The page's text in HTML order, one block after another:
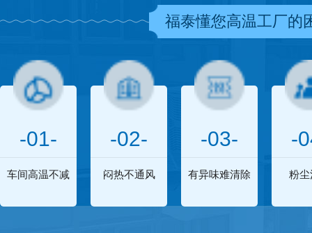
福泰懂您高温工厂的
-01-
车间高温不减
-02-
闷热不通风
-03-
有异味难清除
-
粉尘